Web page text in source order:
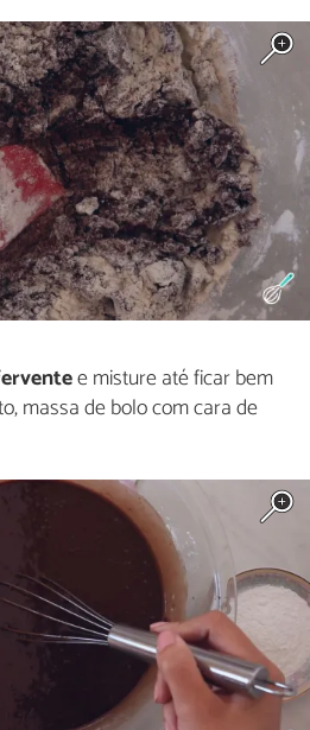
e misture até ficar bem
massa de bolo com cara de